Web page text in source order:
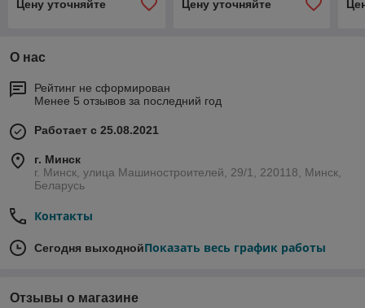
Цену уточняйте
Цену уточняйте
О нас
Рейтинг не сформирован
Менее 5 отзывов за последний год
Работает с 25.08.2021
г. Минск
г. Минск, улица Машиностроителей, 29/1, 220118, Минск,
Беларусь
Контакты
Сегодня выходнойПоказать весь график работы
Отзывы о магазине